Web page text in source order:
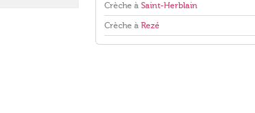
Crèche à Saint-Herblain
Crèche à Rezé